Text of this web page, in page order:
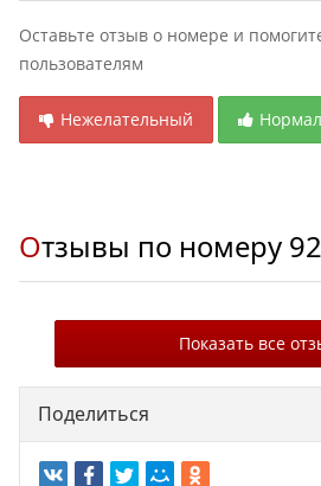
Оставьте отзыв о номере и
пользователям
Нежелательный
Отзывы по номеру
Показать все
Поделиться